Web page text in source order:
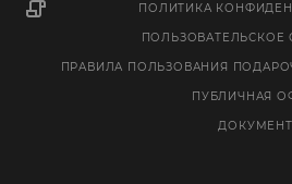
ПОЛИТИКА
ПОЛЬЗОВАТЕЛЬСКОЕ
ПРАВИЛА ПОЛЬЗОВАНИЯ
ПУБЛИЧНАЯ